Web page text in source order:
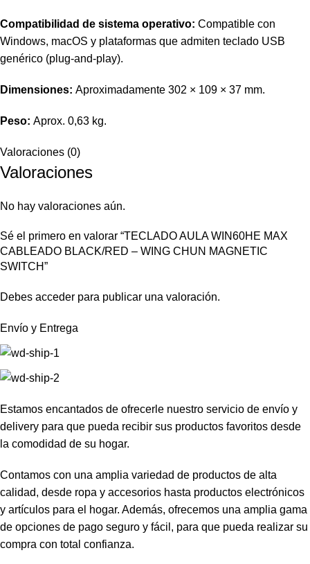
Compatibilidad de sistema operativo: Compatible con
Windows, macOS y plataformas que admiten teclado USB
genérico (plug-and-play).
Dimensiones: Aproximadamente 302 × 109 × 37 mm.
Peso: Aprox. 0,63 kg.
Valoraciones (0)
Valoraciones
No hay valoraciones aún.
Sé el primero en valorar “TECLADO AULA WIN60HE MAX
CABLEADO BLACK/RED – WING CHUN MAGNETIC
SWITCH”
Debes acceder para publicar una valoración.
Envío y Entrega
Estamos encantados de ofrecerle nuestro servicio de envío y
delivery para que pueda recibir sus productos favoritos desde
la comodidad de su hogar.
Contamos con una amplia variedad de productos de alta
calidad, desde ropa y accesorios hasta productos electrónicos
y artículos para el hogar. Además, ofrecemos una amplia gama
de opciones de pago seguro y fácil, para que pueda realizar su
compra con total confianza.